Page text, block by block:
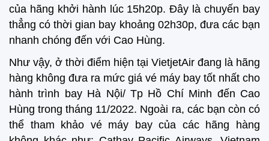
của hãng khởi hành lúc 15h20p. Đây là chuyến bay
thẳng có thời gian bay khoảng 02h30p, đưa các bạn
nhanh chóng đến với Cao Hùng.
Như vậy, ở thời điểm hiện tại VietjetAir đang là hãng
hàng không đưa ra mức giá vé máy bay tốt nhất cho
hành trình bay Hà Nội/ Tp Hồ Chí Minh đến Cao
Hùng trong tháng 11/2022. Ngoài ra, các bạn còn có
thể tham khảo vé máy bay của các hãng hàng